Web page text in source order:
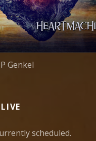
Genkel
scheduled.